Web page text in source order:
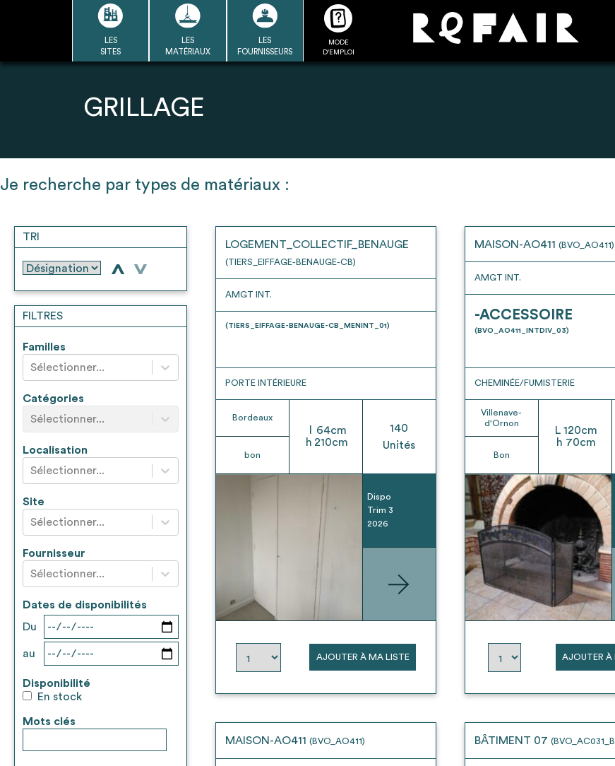
LES
SITES
LES
MATÉRIAUX
LES
FOURNISSEURS
MODE
D'EMPLOI
LA DÉMARCHE
LA BASE
DU RÉEMPLOI
Ressources de chaque
Transmettre sa liste de
les matériaux sélectionnés
un outil
* Attention, l’ajout des matériaux à sa liste et son envoi ne vaut aucunement réservation.
GRILLAGE
Je recherche par types de matériaux :
TRI
> >
FILTRES
Familles
Sélectionner...
Catégories
Sélectionner...
Localisation
Sélectionner...
Site
Sélectionner...
Fournisseur
Sélectionner...
Dates de disponibilités
Du
au
Disponibilité
En stock
Mots clés
LOGEMENT_COLLECTIF_BENAUGE
(TIERS_EIFFAGE-BENAUGE-CB)
AMGT INT.
(TIERS_EIFFAGE-BENAUGE-CB_MENINT_01)
PORTE INTÉRIEURE
Bordeaux
bon
64cm
h 210cm
140
Unités
Dispo
Trim 3
2026
AJOUTER À MA LISTE
MAISON-AO411 (BVO_AO411)
AMGT INT.
-ACCESSOIRE
(BVO_AO411_INTDIV_03)
CHEMINÉE/FUMISTERIE
Villenave-
d'Ornon
Bon
L 120cm
h 70cm
AJOUTER À
MAISON-AO411 (BVO_AO411) BÂTIMENT 07